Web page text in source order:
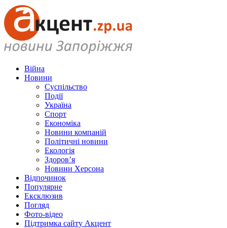
Війна
Новини
Суспільство
Події
Україна
Спорт
Економіка
Новини компаній
Політичні новини
Екологія
Здоров’я
Новини Херсона
Відпочинок
Популярне
Ексклюзив
Погляд
Фото-відео
Підтримка сайту Акцент